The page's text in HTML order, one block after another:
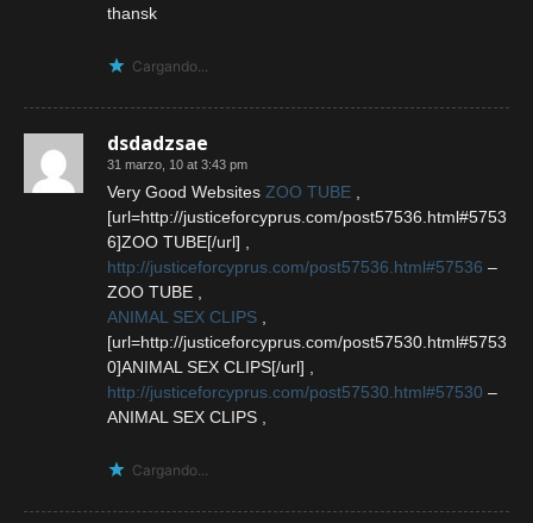
thansk
Cargando...
dsdadzsae
31 marzo, 10 at 3:43 pm
Very Good Websites ZOO TUBE
[url=http://justiceforcyprus.com/post57536.html#5753
6]ZOO TUBE[/url] ,
http://justiceforcyprus.com/post57536.html#57536 –
ZOO TUBE ,
ANIMAL SEX CLIPS
[url=http://justiceforcyprus.com/post57530.html#5753
0]ANIMAL SEX CLIPS[/url] ,
http://justiceforcyprus.com/post57530.html#57530 –
ANIMAL SEX CLIPS ,
Cargando...